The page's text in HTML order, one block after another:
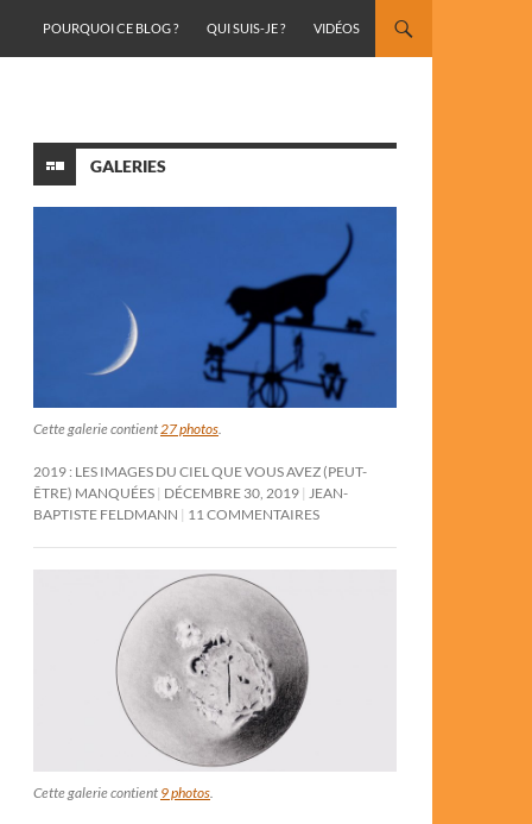
POURQUOI CE BLOG ?
QUI SUIS-JE ? VIDÉOS
GALERIES
Cette galerie contient27 photos.
2019 : LES IMAGES DU CIEL QUE VOUS AVEZ (PEUT-
ÊTRE) MANQUÉES DÉCEMBRE 30, 2019 JEAN-
BAPTISTE FELDMANN
11 COMMENTAIRES
Cette galerie contient 9 photos